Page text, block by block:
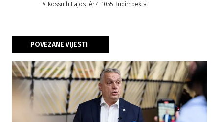
V. Kossuth Lajos tér 4. 1055 Budimpešta
POVEZANE VIJESTI